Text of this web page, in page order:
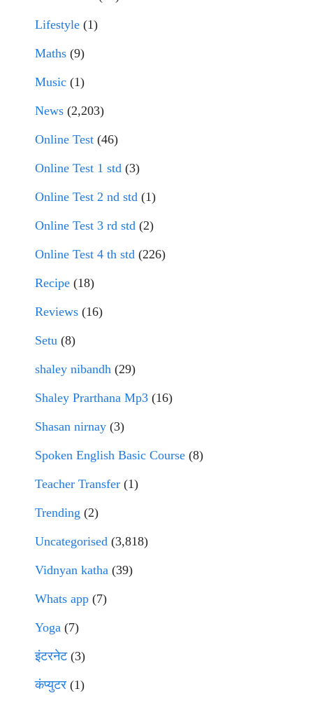
Lifestyle (1)
Maths (9)
Music (1)
News (2,203)
Online Test (46)
Online Test 1 std (3)
Online Test 2 nd std (1)
Online Test 3 rd std (2)
Online Test 4 th std (226)
Recipe (18)
Reviews (16)
Setu (8)
shaley nibandh (29)
Shaley Prarthana Mp3 (16)
Shasan nirnay (3)
Spoken English Basic Course (8)
Teacher Transfer (1)
Trending (2)
Uncategorised (3,818)
Vidnyan katha (39)
Whats app (7)
Yoga (7)
इंटरनेट(3)
कंप्युटर (1)